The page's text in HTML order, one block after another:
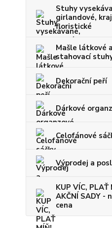
Stuhy
girlandové,
floristické
Mašle látkové a
stahovací
Dekorační peří
Dárkové
Celofánové
Výprodej a
KUP VÍC, PLAŤ
AKČNÍ SADY -
cena